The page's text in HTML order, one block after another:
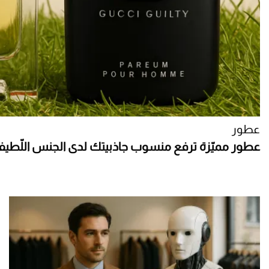
عطور
عطور مميّزة ترفع منسوب جاذبيتك لدى الجنس